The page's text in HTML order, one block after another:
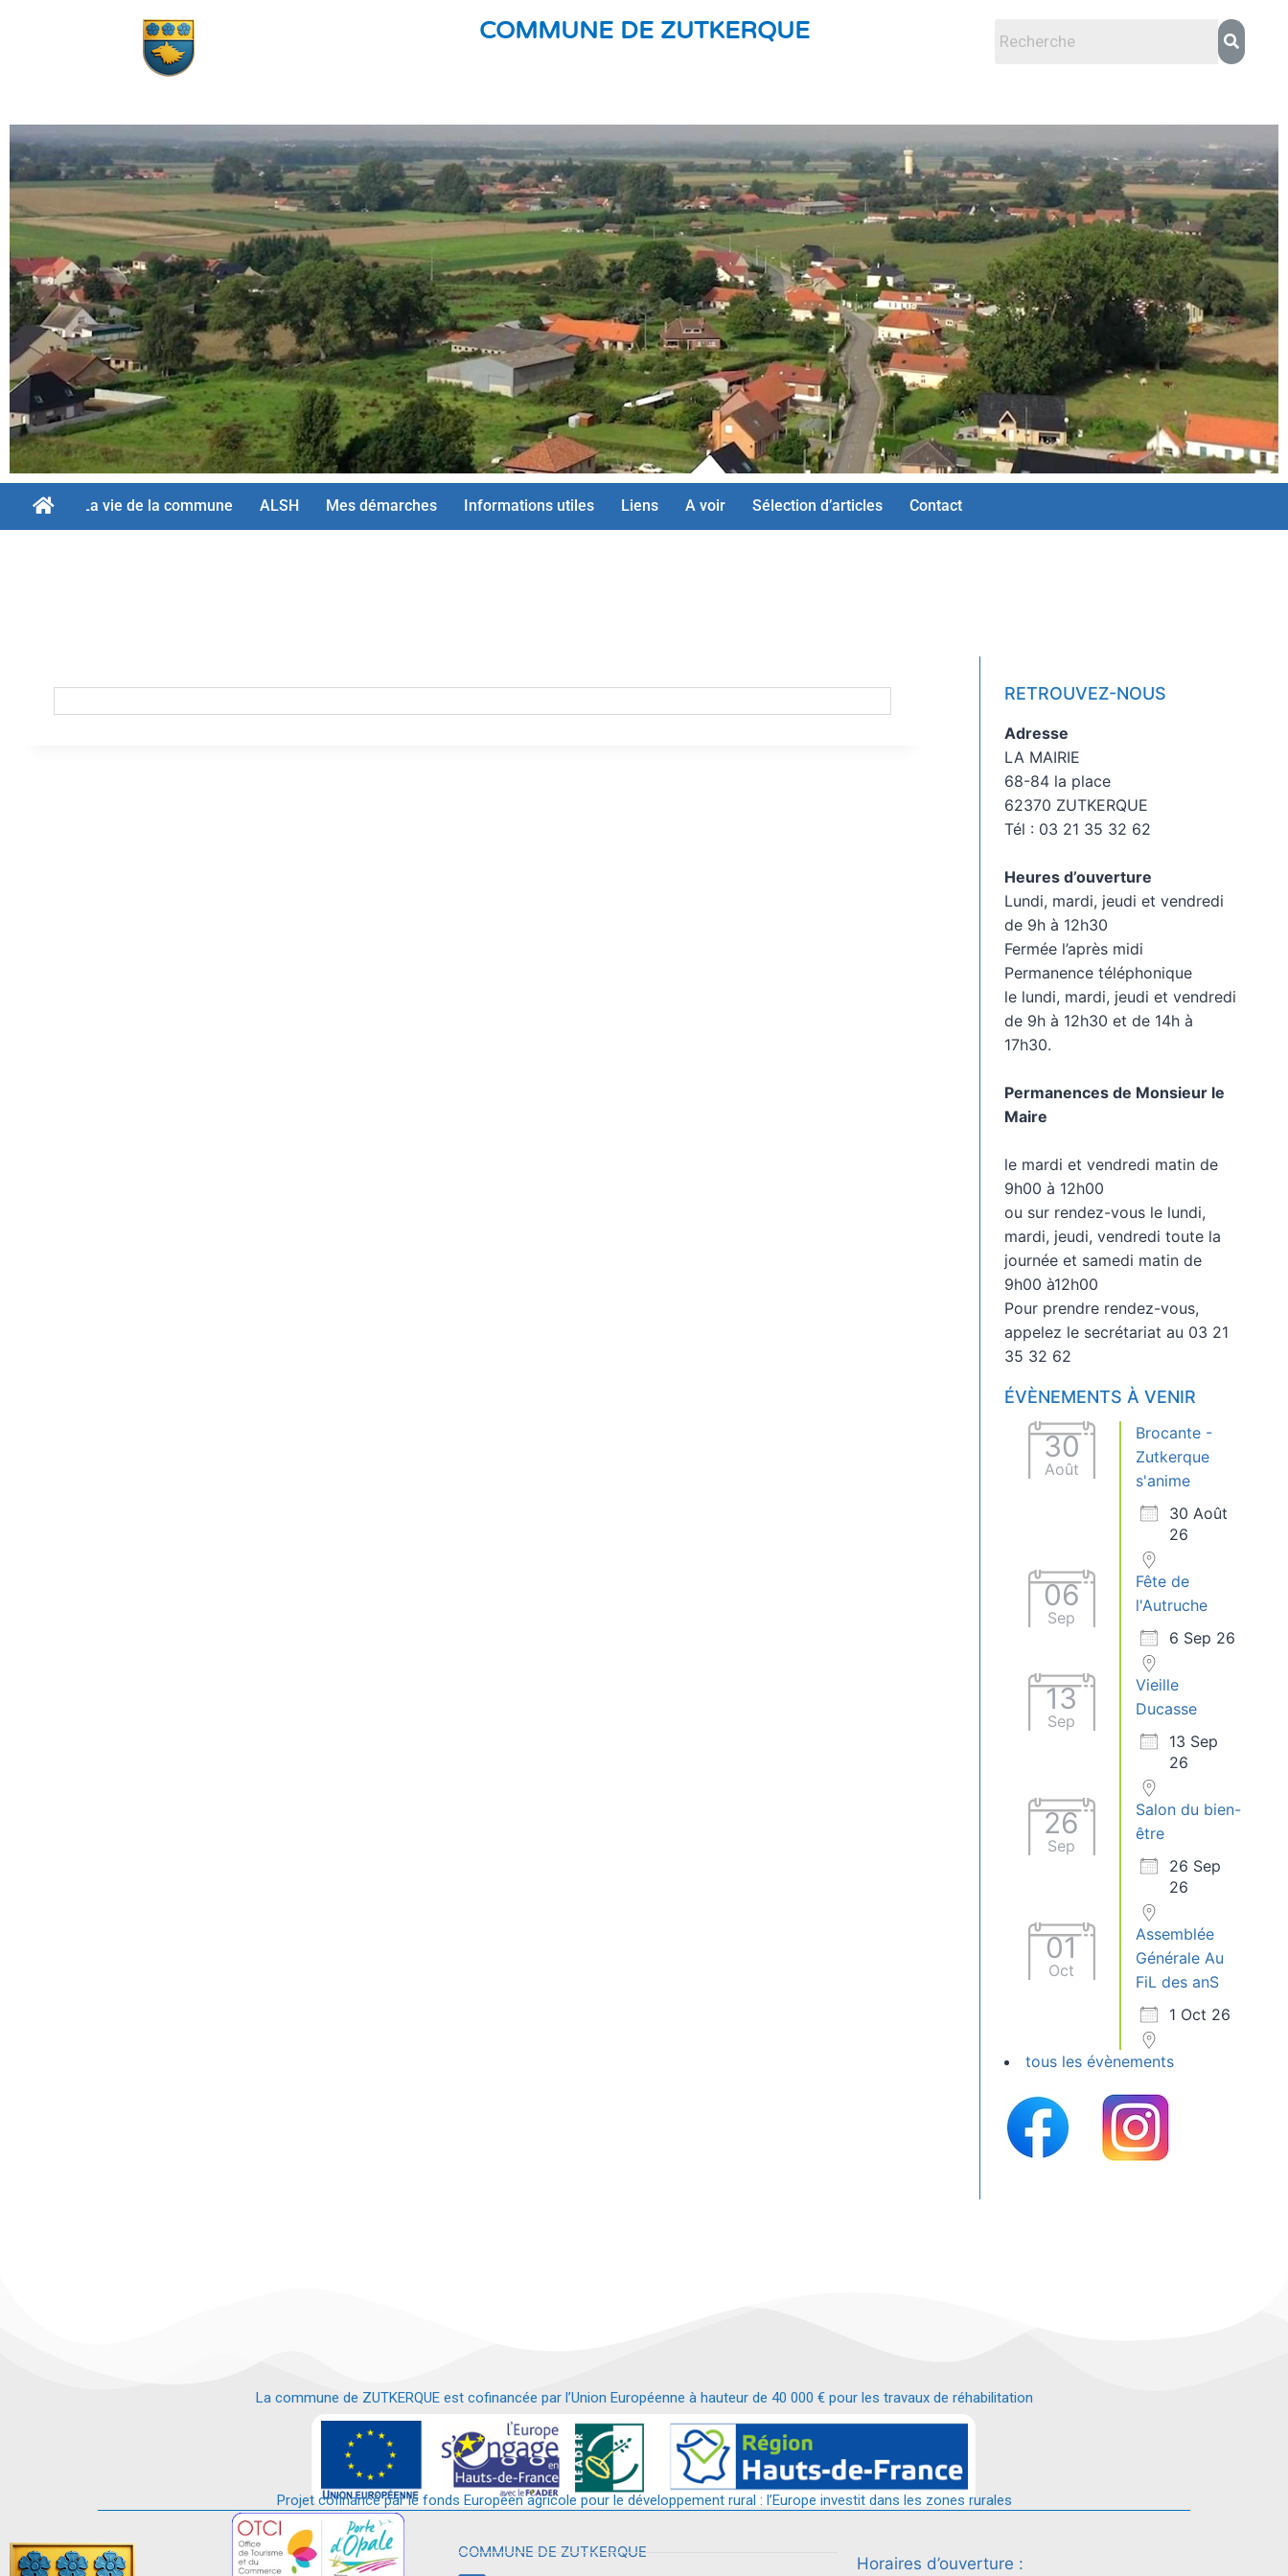
COMMUNE DE ZUTKERQUE
La vie de la commune ALSH Mes démarches Informations utiles Liens A voir Sélection d’articles Contact
RETROUVEZ-NOUS
Adresse
LA MAIRIE
68-84 la place
62370 ZUTKERQUE
Tél : 03 21 35 32 62
Heures d’ouverture
Lundi, mardi, jeudi et vendredi
de 9h à 12h30
Fermée l’après midi
Permanence téléphonique
le lundi, mardi, jeudi et vendredi
de 9h à 12h30 et de 14h à
17h30.
Permanences de Monsieur le
Maire
le mardi et vendredi matin de
9h00 à 12h00
ou sur rendez-vous le lundi,
mardi, jeudi, vendredi toute la
journée et samedi matin de
9h00 à12h00
Pour prendre rendez-vous,
appelez le secrétariat au 03 21
35 32 62
ÉVÈNEMENTS À VENIR
30
Août
Brocante -
Zutkerque
s'anime
30 Août
26
06
Sep
Fête de
l'Autruche
6 Sep 26
13
Sep
Vieille
Ducasse
13 Sep
26
26
Sep
Salon du bien-
être
26 Sep
26
01
Oct
Assemblée
Générale Au
FiL des anS
1 Oct 26
tous les évènements
La commune de ZUTKERQUE est cofinancée par l’Union Européenne à hauteur de 40 000 € pour les travaux de réhabilitation
et requalification d’un bâtiment en services et commerces de proximité.
Projet cofinancé par le fonds Européen agricole pour le développement rural : l’Europe investit dans les zones rurales
COMMUNE DE ZUTKERQUE
Horaires d’ouverture :